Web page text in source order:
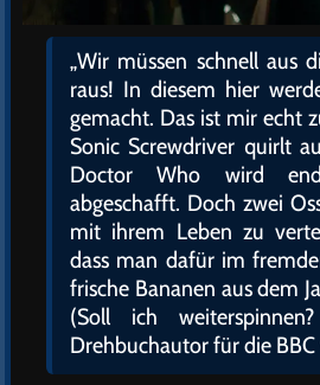
„Wir müssen schnell aus
raus! In diesem hier
gemacht. Das ist mir echt
Sonic Screwdriver quirlt
Doctor Who wird
abgeschafft. Doch zwei
mit ihrem Leben zu
dass man dafür im
frische Bananen aus dem
(Soll ich
Drehbuchautor für die